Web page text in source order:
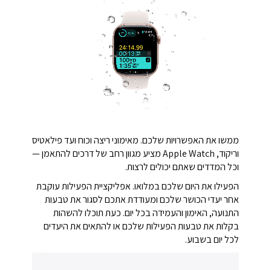
ממשו את האפשרויות שלכם. מאימוני ריצה וכוח ועד פילאטיס
וריקוד, Apple Watch מציע מגוון רחב של דרכים להתאמן —
וכל המדדים שאתם יכולים לרצות.
הפעילו את היום שלכם במלואו. אפליקציית הפעילות עוקבת
אחר יעדי הכושר שלכם ומעודדת אתכם לסגור את טבעות
התנועה, האימון והעמידה בכל יום. כעת תוכלו להשהות
בקלות את טבעות הפעילות שלכם או להתאים את היעדים
לכל יום בשבוע.